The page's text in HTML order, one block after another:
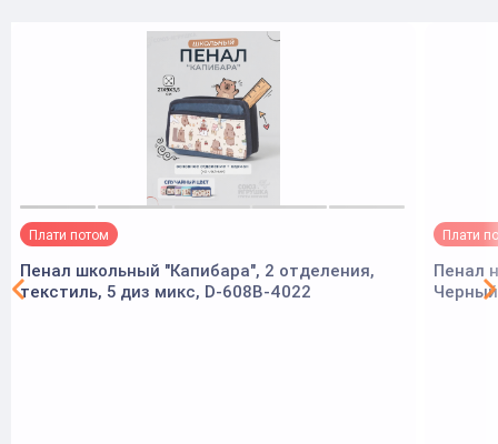
Плати потом
Пенал школьный "Капибара", 2 отделения,
текстиль, 5 диз микс, D-608B-4022
Плати
Пенал